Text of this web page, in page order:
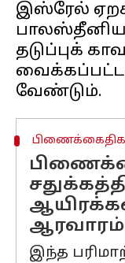
இஸ்ரேல்
பாலஸ்தீனிய
தடுப்புக்
ஆரவாரம்
இந்த